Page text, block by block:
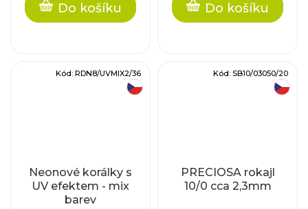
Do košíku Do košíku
Neonové korálky s
UV efektem - mix
barev
Kód: RDN8/UVMIX2/36
PRECIOSA rokajl
10/0 cca 2,3mm
Kód: SB10/03050/20